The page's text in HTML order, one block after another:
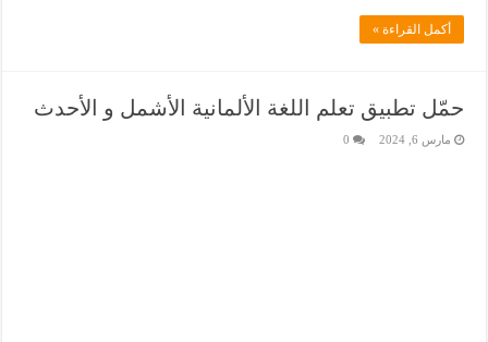
أكمل القراءة »
حمّل تطبيق تعلم اللغة الألمانية الأشمل و الأحدث
مارس 6, 2024 0